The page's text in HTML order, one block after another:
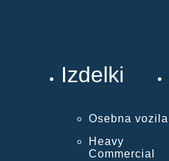
Izdelki
Osebna vozila
Heavy
Commercial